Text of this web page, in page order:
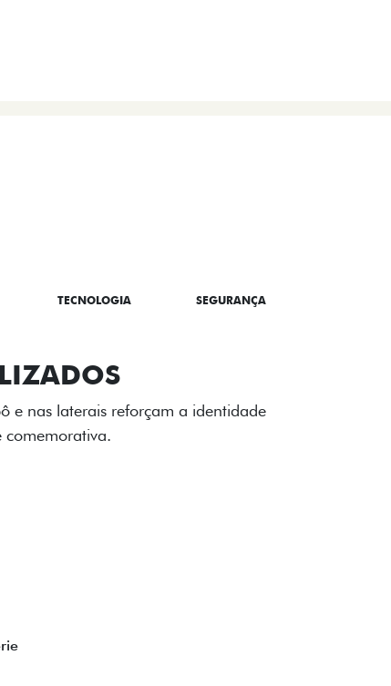
TECNOLOGIA SEGURANÇA
e nas laterais reforçam a identidade
comemorativa.